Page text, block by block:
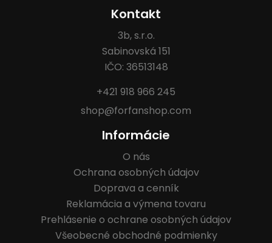
Kontakt
3b, s.r.o.
Sabinovská 151
IČO: 36513148
+421 918 966 245
shop@forfanshop.com
Informácie
O nás
Ochrana osobných údajov
Doprava a cenník
Reklamácia a výmena tovaru
Prehlásenie o ochrane osobných údajov
Všeobecné obchodné podmienky